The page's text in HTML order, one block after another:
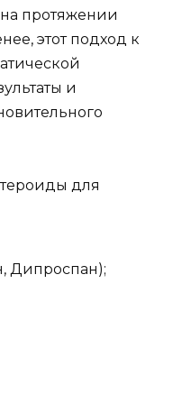
протяжении
этот подход к
и
для
Дипроспан);